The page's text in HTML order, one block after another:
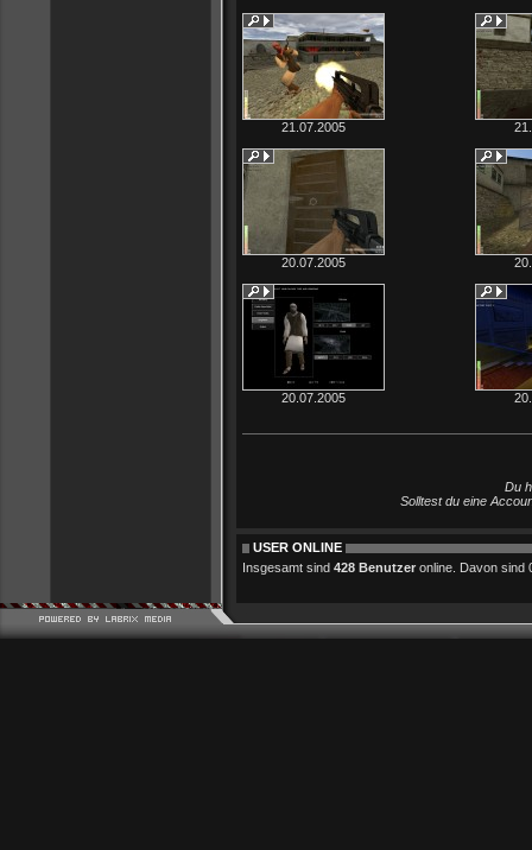
21.07.2005
20.07.2005
20.07.2005
Du
Solltest du eine
USER ONLINE
Insgesamt sind 428 Benutzer online. Davon sind